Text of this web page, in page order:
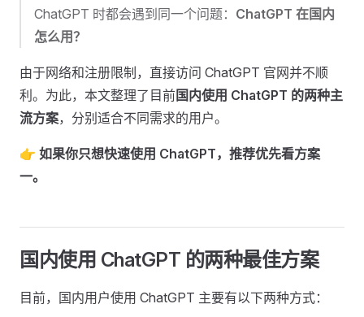
ChatGPT 时都会遇到同一个问题： ChatGPT 在国内
怎么用？
由于网络和注册限制，直接访问 ChatGPT 官网并不顺
利。为此，本文整理了目前国内使用 ChatGPT 的两种主
流方案，分别适合不同需求的用户。
👉 如果你只想快速使用 ChatGPT，推荐优先看方案
一。
国内使用 ChatGPT 的两种最佳方案 ​
目前，国内用户使用 ChatGPT 主要有以下两种方式：